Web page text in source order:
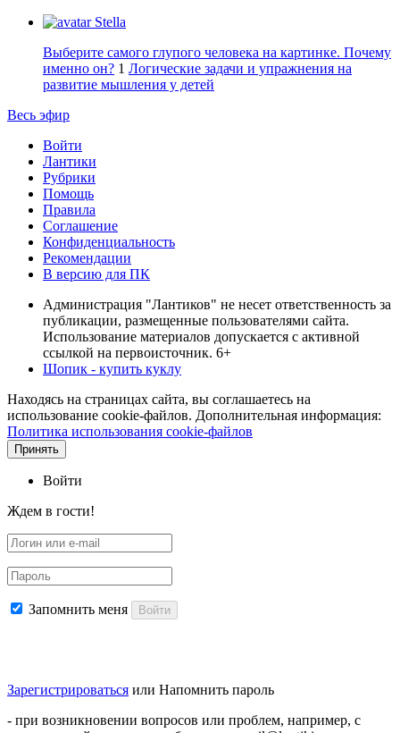
Stella
Выберите самого глупого человека на картинке. Почему
именно он? 1 Логические задачи и упражнения на
развитие мышления у детей
Весь эфир
Войти
Лантики
Рубрики
Помощь
Правила
Соглашение
Конфиденциальность
Рекомендации
В версию для ПК
Администрация "Лантиков" не несет ответственность за
публикации, размещенные пользователями сайта.
Использование материалов допускается с активной
ссылкой на первоисточник. 6+
Шопик - купить куклу
Находясь на страницах сайта, вы соглашаетесь на
использование cookie-файлов. Дополнительная информация:
Политика использования cookie-файлов
Принять
Войти
Ждем в гости!
Запомнить меня Войти
Зарегистрироваться или Напомнить пароль
- при возникновении вопросов или проблем, например, с